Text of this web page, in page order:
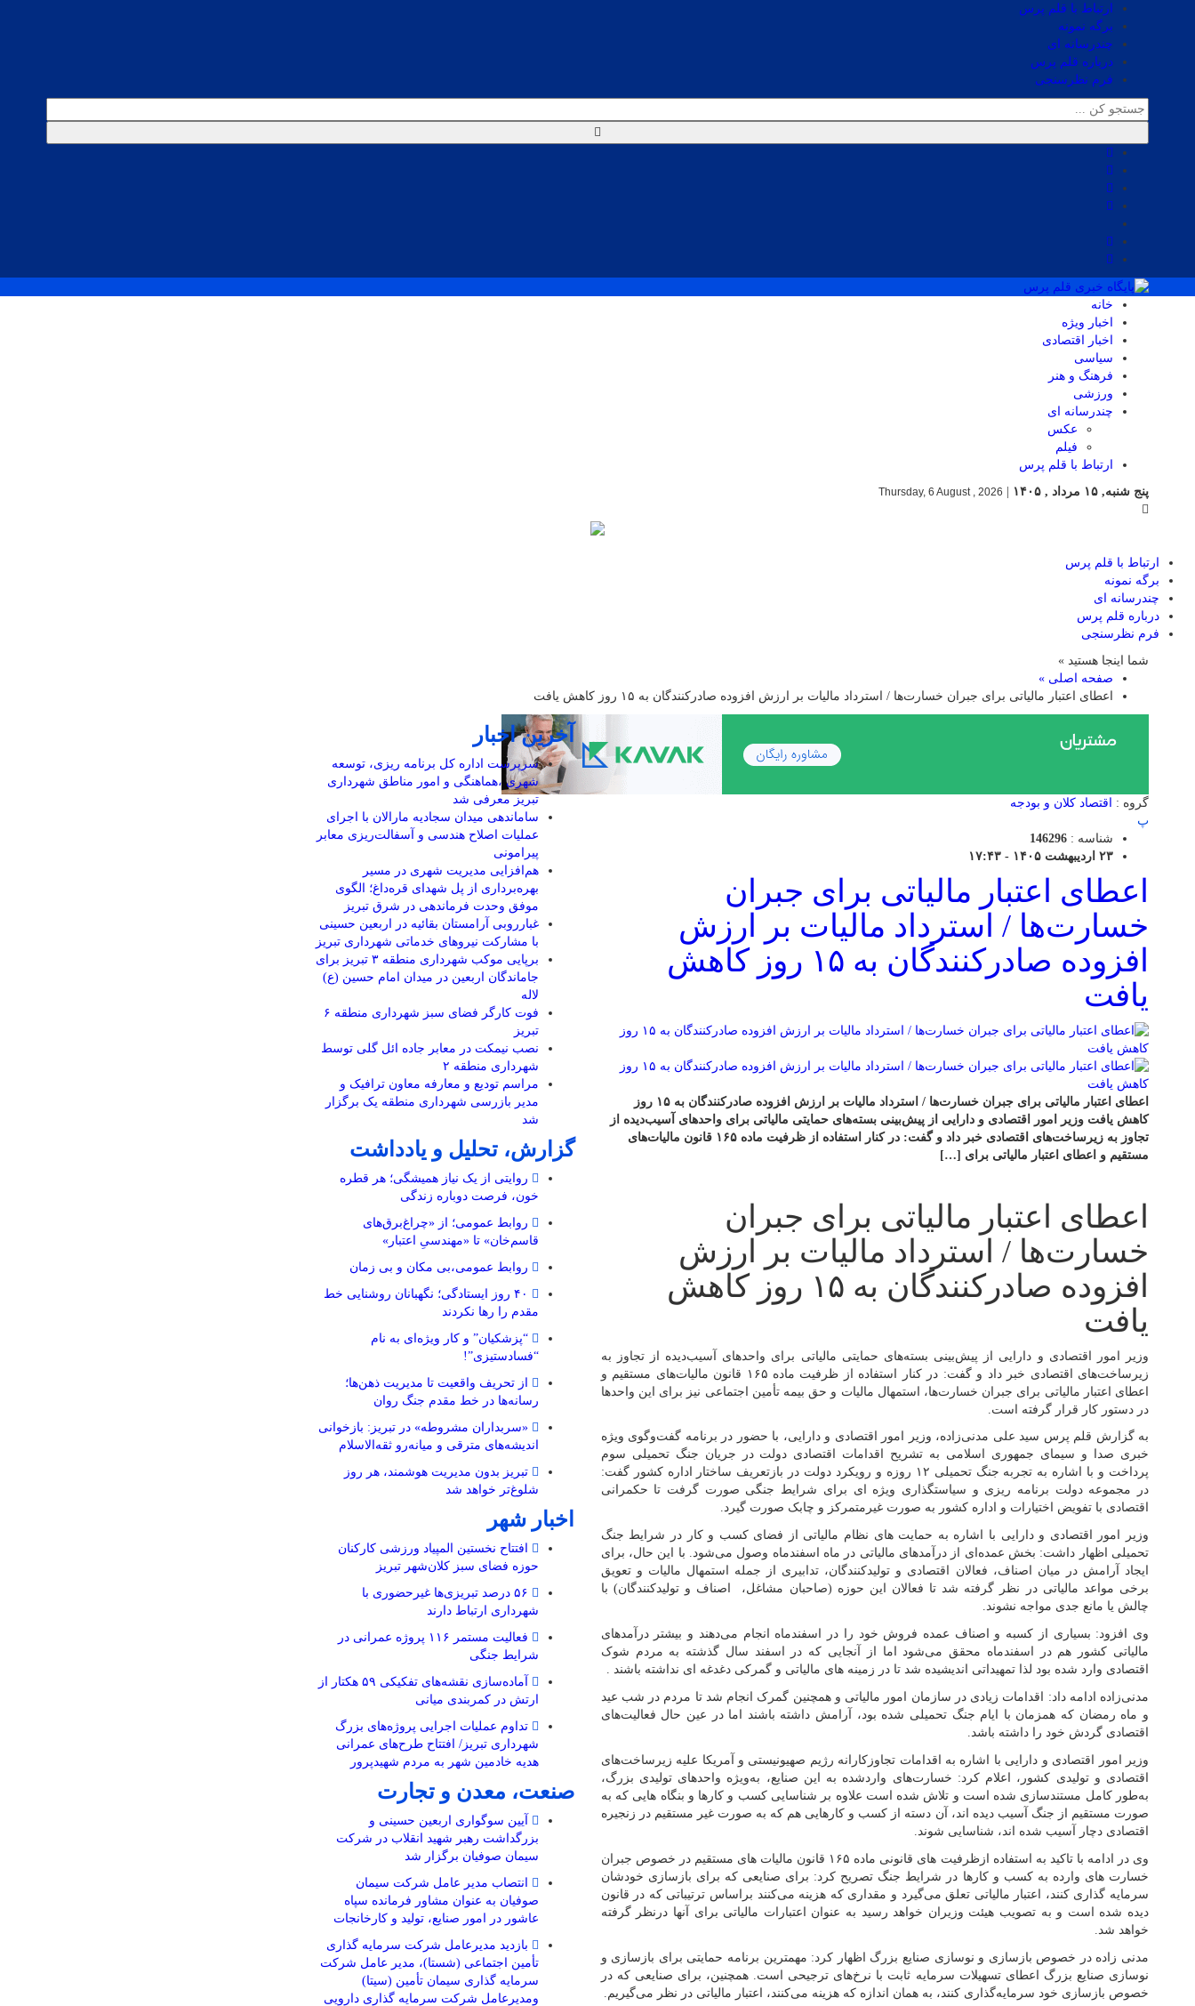
ارتباط با قلم پرس
برگه نمونه
چندرسانه ای
درباره قلم پرس
فرم نظرسنجی
خانه
اخبار ویژه
اخبار اقتصادی
سیاسی
فرهنگ و هنر
ورزشی
چندرسانه ای
عکس
فیلم
ارتباط با قلم پرس
پنج شنبه, ۱۵ مرداد , ۱۴۰۵
Thursday, 6 August , 2026
ارتباط با قلم پرس
برگه نمونه
چندرسانه ای
درباره قلم پرس
فرم نظرسنجی
شما اینجا هستید »
صفحه اصلی »
اعطای اعتبار مالیاتی برای جبران خسارت‌ها / استرداد مالیات بر ارزش افزوده صادرکنندگان به ۱۵ روز کاهش یافت
گروه :
اقتصاد کلان و بودجه
پ
شناسه : 146296
۲۳ اردیبهشت ۱۴۰۵ - ۱۷:۴۳
اعطای اعتبار مالیاتی برای جبران
خسارت‌ها / استرداد مالیات بر ارزش
افزوده صادرکنندگان به ۱۵ روز کاهش
یافت
اعطای اعتبار مالیاتی برای جبران خسارت‌ها / استرداد مالیات بر ارزش افزوده صادرکنندگان به ۱۵ روز
کاهش یافت وزیر امور اقتصادی و دارایی از پیش‌بینی بسته‌های حمایتی مالیاتی برای واحدهای آسیب‌دیده از
تجاوز به زیرساخت‌های اقتصادی خبر داد و گفت: در کنار استفاده از ظرفیت ماده ۱۶۵ قانون مالیات‌های
مستقیم و اعطای اعتبار مالیاتی برای […]
اعطای اعتبار مالیاتی برای جبران
خسارت‌ها / استرداد مالیات بر ارزش
افزوده صادرکنندگان به ۱۵ روز کاهش
یافت
وزیر امور اقتصادی و دارایی از پیش‌بینی بسته‌های حمایتی مالیاتی برای واحدهای آسیب‌دیده از تجاوز به
زیرساخت‌های اقتصادی خبر داد و گفت: در کنار استفاده از ظرفیت ماده ۱۶۵ قانون مالیات‌های مستقیم و
اعطای اعتبار مالیاتی برای جبران خسارت‌ها، استمهال مالیات و حق بیمه تأمین اجتماعی نیز برای این واحدها
در دستور کار قرار گرفته است.
به گزارش قلم پرس سید علی مدنی‌زاده، وزیر امور اقتصادی و دارایی، با حضور در برنامه گفت‌وگوی ویژه
خبری صدا و سیمای جمهوری اسلامی به تشریح اقدامات اقتصادی دولت در جریان جنگ تحمیلی سوم
پرداخت و با اشاره به تجربه جنگ تحمیلی ۱۲ روزه و رویکرد دولت در بازتعریف ساختار اداره کشور گفت:
در مجموعه دولت برنامه ریزی و سیاستگذاری ویژه ای برای شرایط جنگی صورت گرفت تا حکمرانی
اقتصادی با تفویض اختیارات و اداره کشور به صورت غیرمتمرکز و چابک صورت گیرد.
وزیر امور اقتصادی و دارایی با اشاره به حمایت های نظام مالیاتی از فضای کسب و کار در شرایط جنگ
تحمیلی اظهار داشت: بخش عمده‌ای از درآمدهای مالیاتی در ماه اسفندماه وصول می‌شود. با این حال، برای
ایجاد آرامش در میان اصناف، فعالان اقتصادی و تولیدکنندگان، تدابیری از جمله استمهال مالیات و تعویق
برخی مواعد مالیاتی در نظر گرفته شد تا فعالان این حوزه (صاحبان مشاغل، اصناف و تولیدکنندگان) با
چالش یا مانع جدی مواجه نشوند.
وی افزود: بسیاری از کسبه و اصناف عمده فروش خود را در اسفندماه انجام می‌دهند و بیشتر درآمدهای
مالیاتی کشور هم در اسفندماه محقق می‌شود اما از آنجایی که در اسفند سال گذشته به مردم شوک
اقتصادی وارد شده بود لذا تمهیداتی اندیشیده شد تا در زمینه های مالیاتی و گمرکی دغدغه ای نداشته باشند .
مدنی‌زاده ادامه داد: اقدامات زیادی در سازمان امور مالیاتی و همچنین گمرک انجام شد تا مردم در شب عید
و ماه رمضان که همزمان با ایام جنگ تحمیلی شده بود، آرامش داشته باشند اما در عین حال فعالیت‌های
اقتصادی گردش خود را داشته باشد.
وزیر امور اقتصادی و دارایی با اشاره به اقدامات تجاوزکارانه رژیم صهیونیستی و آمریکا علیه زیرساخت‌های
اقتصادی و تولیدی کشور، اعلام کرد: خسارت‌های واردشده به این صنایع، به‌ویژه واحدهای تولیدی بزرگ،
به‌طور کامل مستندسازی شده است و تلاش شده است علاوه بر شناسایی کسب و کارها و بنگاه هایی که به
صورت مستقیم از جنگ آسیب دیده اند، آن دسته از کسب و کارهایی هم که به صورت غیر مستقیم در زنجیره
اقتصادی دچار آسیب شده اند، شناسایی شوند.
وی در ادامه با تاکید به استفاده ازظرفیت های قانونی ماده ۱۶۵ قانون مالیات های مستقیم در خصوص جبران
خسارت های وارده به کسب و کارها در شرایط جنگ تصریح کرد: برای صنایعی که برای بازسازی خودشان
سرمایه گذاری کنند، اعتبار مالیاتی تعلق می‌گیرد و مقداری که هزینه می‌کنند براساس ترتیباتی که در قانون
دیده شده است و به تصویب هیئت وزیران خواهد رسید به عنوان اعتبارات مالیاتی برای آنها درنظر گرفته
خواهد شد.
مدنی زاده در خصوص بازسازی و نوسازی صنایع بزرگ اظهار کرد: مهمترین برنامه حمایتی برای بازسازی و
نوسازی صنایع بزرگ اعطای تسهیلات سرمایه ثابت با نرخ‌های ترجیحی است. همچنین، برای صنایعی که در
خصوص بازسازی خود سرمایه‌گذاری کنند، به همان اندازه که هزینه می‌کنند، اعتبار مالیاتی در نظر می‌گیریم.
آخرین اخبار
سرپرست اداره کل برنامه ریزی، توسعه
شهری ،هماهنگی و امور مناطق شهرداری
تبریز معرفی شد
ساماندهی میدان سجادیه مارالان با اجرای
عملیات اصلاح هندسی و آسفالت‌ریزی معابر
پیرامونی
هم‌افزایی مدیریت شهری در مسیر
بهره‌برداری از پل شهدای قره‌داغ؛ الگوی
موفق وحدت فرماندهی در شرق تبریز
غبارروبی آرامستان بقائیه در اربعین حسینی
با مشارکت نیروهای خدماتی شهرداری تبریز
برپایی موکب شهرداری منطقه ۳ تبریز برای
جاماندگان اربعین در میدان امام حسین (ع)
لاله
فوت کارگر فضای سبز شهرداری منطقه ۶
تبریز
نصب نیمکت در معابر جاده ائل گلی توسط
شهرداری منطقه ۲
مراسم تودیع و معارفه معاون ترافیک و
مدیر بازرسی شهرداری منطقه یک برگزار
شد
گزارش، تحلیل و یادداشت
روایتی از یک نیاز همیشگی؛ هر قطره
خون، فرصت دوباره زندگی
روابط عمومی؛ از «چراغ‌برق‌های
قاسم‌خان» تا «مهندسیِ اعتبار»
روابط عمومی،بی مکان و بی زمان
۴۰ روز ایستادگی؛ نگهبانان روشنایی خط
مقدم را رها نکردند
“پزشکیان” و کار ویژه‌ای به نام
“فسادستیزی”!
از تحریف واقعیت تا مدیریت ذهن‌ها؛
رسانه‌ها در خط مقدم جنگ روان
«سربداران مشروطه» در تبریز: بازخوانی
اندیشه‌های مترقی و میانه‌رو ثقه‌الاسلام
تبریز بدون مدیریت هوشمند، هر روز
شلوغ‌تر خواهد شد
اخبار شهر
افتتاح نخستین المپیاد ورزشی کارکنان
حوزه فضای سبز کلان‌شهر تبریز
۵۶ درصد تبریزی‌ها غیرحضوری با
شهرداری ارتباط دارند
فعالیت مستمر ۱۱۶ پروژه عمرانی در
شرایط جنگی
آماده‌سازی نقشه‌های تفکیکی ۵۹ هکتار از
ارتش در کمربندی میانی
تداوم عملیات اجرایی پروژه‌های بزرگ
شهرداری تبریز/ افتتاح طرح‌های عمرانی
هدیه خادمین شهر به مردم شهیدپرور
صنعت، معدن و تجارت
آیین سوگواری اربعین حسینی و
بزرگداشت رهبر شهید انقلاب در شرکت
سیمان صوفیان برگزار شد
انتصاب مدیر عامل شرکت سیمان
صوفیان به عنوان مشاور فرمانده سپاه
عاشور در امور صنایع، تولید و کارخانجات
بازدید مدیرعامل شرکت سرمایه گذاری
تأمین اجتماعی (شستا)، مدیر عامل شرکت
سرمایه گذاری سیمان تأمین (سیتا)
ومدیرعامل شرکت سرمایه گذاری دارویی